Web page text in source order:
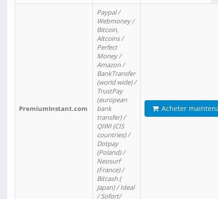
PremiumInstant.com
Paypal /
Webmoney /
Bitcoin,
Altcoins /
Perfect
Money /
Amazon /
BankTransfer
(world wide) /
TrustPay
(european
bank
transfer) /
QIWI (CIS
countries) /
Dotpay
(Poland) /
Neosurf
(France) /
Bitcash (
Japan) / Ideal
/ Sofort/
Acheter